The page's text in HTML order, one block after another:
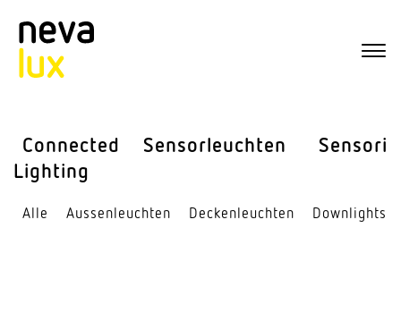
Connected
Lighting
Sensor­leuchten Sensorik
Alle Aussen­leuchten Decken­leuchten Down­lights